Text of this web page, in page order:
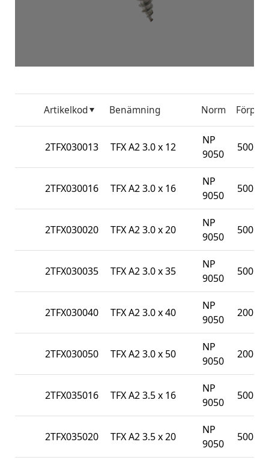
Artikelkod Benämning Norm Förp.
2TFX030013 TFX A2 3.0 x 12
NP
9050
500
2TFX030016 TFX A2 3.0 x 16
NP
9050
500
2TFX030020 TFX A2 3.0 x 20
NP
9050
500
2TFX030035 TFX A2 3.0 x 35
NP
9050
500
2TFX030040 TFX A2 3.0 x 40
NP
9050
200
2TFX030050 TFX A2 3.0 x 50
NP
9050
200
2TFX035016 TFX A2 3.5 x 16
NP
9050
500
2TFX035020 TFX A2 3.5 x 20
NP
9050
500